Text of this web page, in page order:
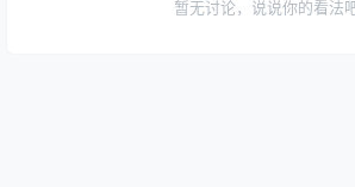
暂无讨论，说说你的看法